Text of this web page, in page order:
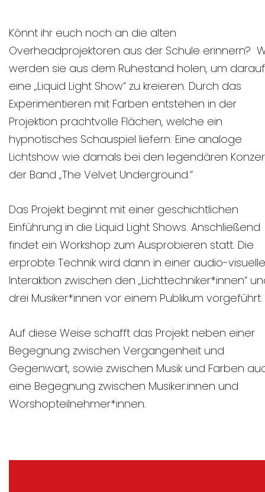
Könnt ihr euch noch an die alten
Overheadprojektoren aus der Schule erinnern?
werden sie aus dem Ruhestand holen, um darauf
eine „Liquid Light Show“ zu kreieren. Durch das
Experimentieren mit Farben entstehen in der
Projektion prachtvolle Flächen, welche ein
hypnotisches Schauspiel liefern: Eine analoge
Lichtshow wie damals bei den legendären
der Band „The Velvet Underground.“
Das Projekt beginnt mit einer geschichtlichen
Einführung in die Liquid Light Shows. Anschließend
findet ein Workshop zum Ausprobieren statt. Die
erprobte Technik wird dann in einer audio-
Interaktion zwischen den „Lichttechniker*innen“
drei Musiker*innen vor einem Publikum vorgeführt.
Auf diese Weise schafft das Projekt neben einer
Begegnung zwischen Vergangenheit und
Gegenwart, sowie zwischen Musik und Farben
eine Begegnung zwischen Musiker:innen und
Worshopteilnehmer*innen.